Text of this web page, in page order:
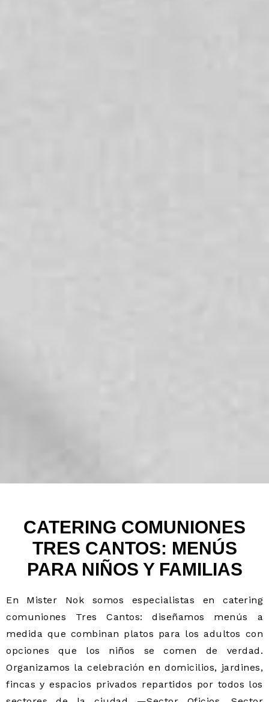
CATERING COMUNIONES
TRES CANTOS: MENÚS
PARA NIÑOS Y FAMILIAS
En Mister Nok somos especialistas en catering
comuniones Tres Cantos: diseñamos menús a
medida que combinan platos para los adultos con
opciones que los niños se comen de verdad.
Organizamos la celebración en domicilios, jardines,
fincas y espacios privados repartidos por todos los